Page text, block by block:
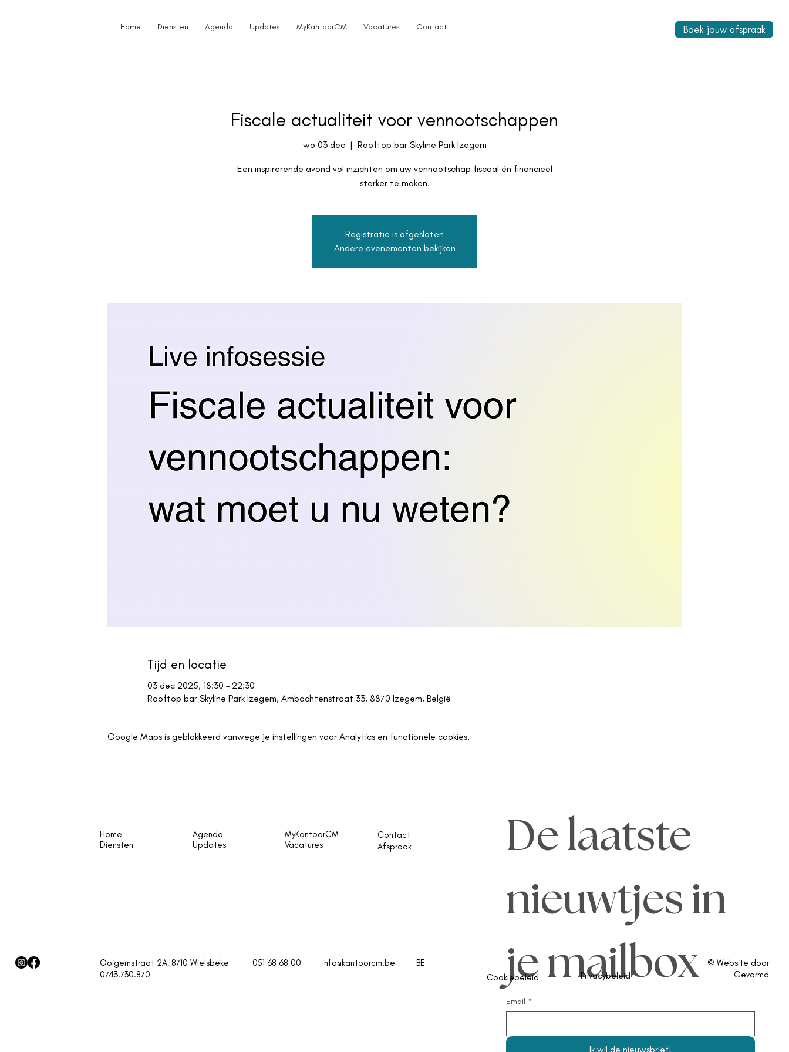
Home Diensten Agenda Updates MyKantoorCM Vacatures Contact Boek jouw afspraak
Fiscale actualiteit voor vennootschappen
wo 03 dec
  |
Rooftop bar Skyline Park Izegem
Een inspirerende avond vol inzichten om uw vennootschap fiscaal én financieel
sterker te maken.
Registratie is afgesloten
Andere evenementen bekijken
Tijd en locatie
03 dec 2025, 18:30 – 22:30
Rooftop bar Skyline Park Izegem, Ambachtenstraat 33, 8870 Izegem, België
Google Maps is geblokkeerd vanwege je instellingen voor Analytics en functionele cookies.
Contact
Afspraak
MyKantoorCM
Vacatures
Agenda
Updates
Home
Diensten
Ooigemstraat 2A, 8710 Wielsbeke 051 68 68 00 info@kantoorcm.be BE
0743.730.870
De laatste
nieuwtjes in
je mailbox
Email *
Ik wil de nieuwsbrief!
© Website door
Gevormd
Privacybeleid
Cookiebeleid